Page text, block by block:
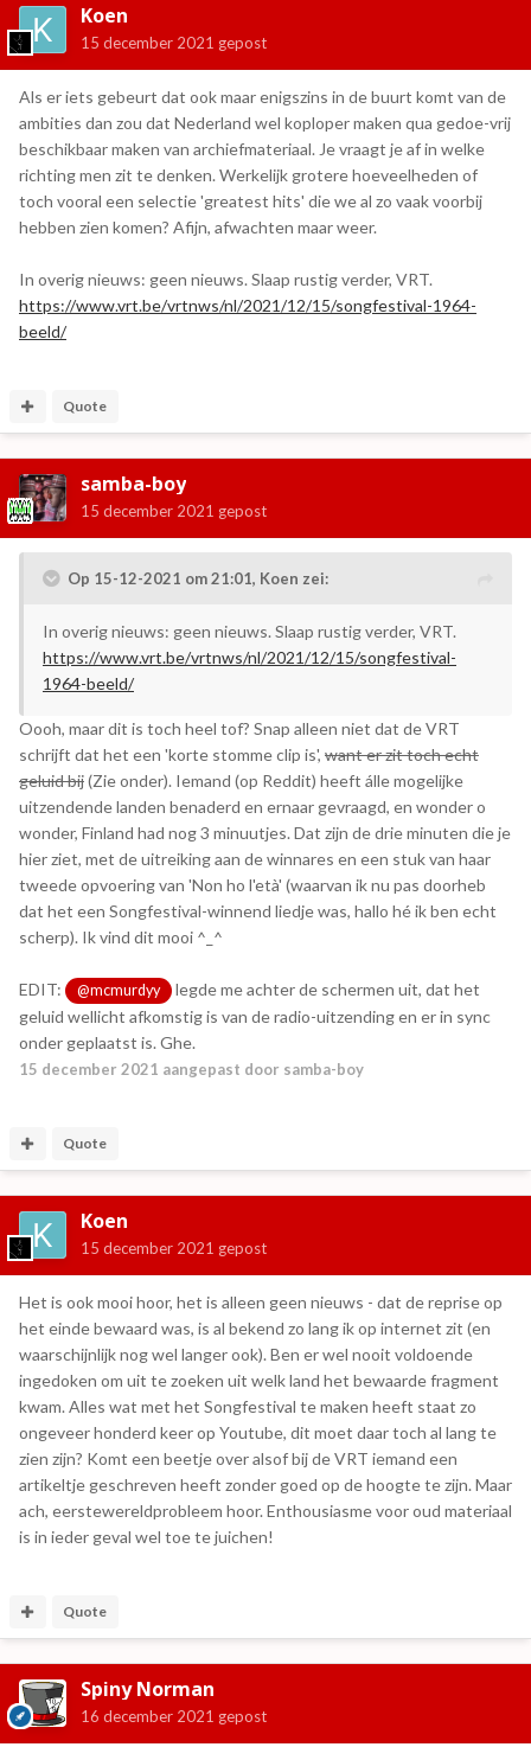
Koen
15 december 2021 gepost
Als er iets gebeurt dat ook maar enigszins in de buurt komt van de
ambities dan zou dat Nederland wel koploper maken qua gedoe-vrij
beschikbaar maken van archiefmateriaal. Je vraagt je af in welke
richting men zit te denken. Werkelijk grotere hoeveelheden of
toch vooral een selectie 'greatest hits' die we al zo vaak voorbij
hebben zien komen? Afijn, afwachten maar weer.
In overig nieuws: geen nieuws. Slaap rustig verder, VRT.
https://www.vrt.be/vrtnws/nl/2021/12/15/songfestival-1964-
beeld/
Quote
samba-boy
15 december 2021 gepost
Op 15-12-2021 om 21:01, Koen zei:
In overig nieuws: geen nieuws. Slaap rustig verder, VRT.
https://www.vrt.be/vrtnws/nl/2021/12/15/songfestival-
1964-beeld/
Oooh, maar dit is toch heel tof? Snap alleen niet dat de VRT
schrijft dat het een 'korte stomme clip is', want er zit toch echt
geluid bij(Zie onder). Iemand (op Reddit) heeft álle mogelijke
uitzendende landen benaderd en ernaar gevraagd, en wonder o
wonder, Finland had nog 3 minuutjes. Dat zijn de drie minuten die je
hier ziet, met de uitreiking aan de winnares en een stuk van haar
tweede opvoering van 'Non ho l'età' (waarvan ik nu pas doorheb
dat het een Songfestival-winnend liedje was, hallo hé ik ben echt
scherp). Ik vind dit mooi ^_^
EDIT: @mcmurdyy
legde me achter de schermen uit, dat het
geluid wellicht afkomstig is van de radio-uitzending en er in sync
onder geplaatst is. Ghe.
15 december 2021 aangepast door samba-boy
Quote
Koen
15 december 2021 gepost
Het is ook mooi hoor, het is alleen geen nieuws - dat de reprise op
het einde bewaard was, is al bekend zo lang ik op internet zit (en
waarschijnlijk nog wel langer ook). Ben er wel nooit voldoende
ingedoken om uit te zoeken uit welk land het bewaarde fragment
kwam. Alles wat met het Songfestival te maken heeft staat zo
ongeveer honderd keer op Youtube, dit moet daar toch al lang te
zien zijn? Komt een beetje over alsof bij de VRT iemand een
artikeltje geschreven heeft zonder goed op de hoogte te zijn. Maar
ach, eerstewereldprobleem hoor. Enthousiasme voor oud materiaal
is in ieder geval wel toe te juichen!
Quote
Spiny Norman
16 december 2021 gepost